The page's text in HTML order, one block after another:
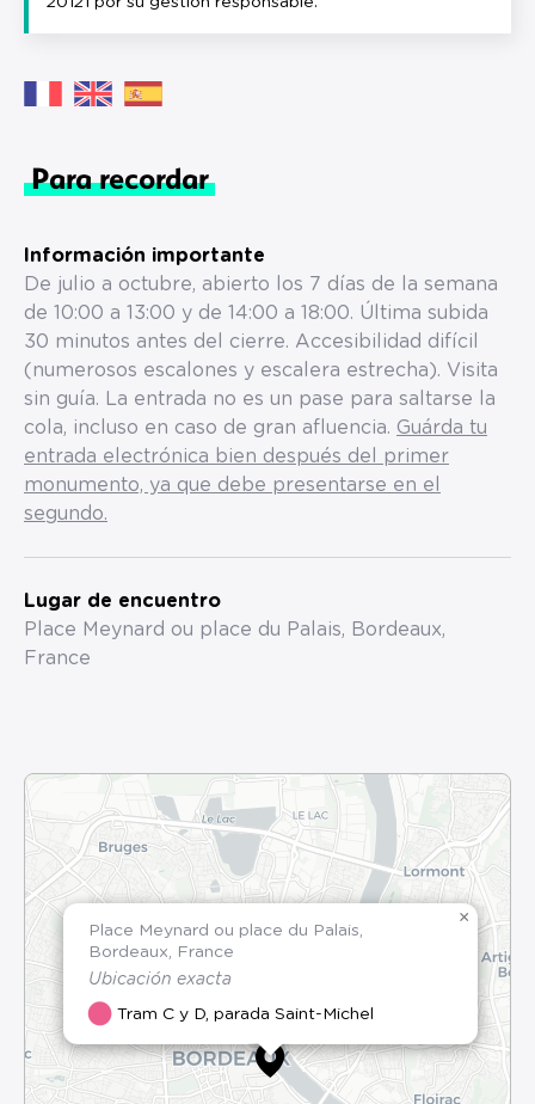
Para recordar
Información importante
De julio a octubre, abierto los 7 días de la semana
de 10:00 a 13:00 y de 14:00 a 18:00. Última subida
30 minutos antes del cierre. Accesibilidad difícil
(numerosos escalones y escalera estrecha). Visita
sin guía. La entrada no es un pase para saltarse la
cola, incluso en caso de gran afluencia. Guárda tu
entrada electrónica bien después del primer
monumento, ya que debe presentarse en el
segundo.
Lugar de encuentro
Place Meynard ou place du Palais, Bordeaux,
France
Place Meynard ou place du Palais,
Bordeaux, France
Ubicación exacta
Tram C y D, parada Saint-Michel
×